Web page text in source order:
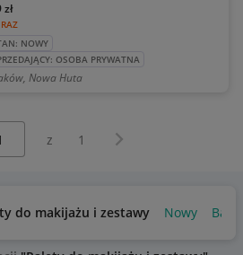
zł
NOWY
OSOBA PRYWATNA
Nowa Huta
z 1 Następna strona
do makijażu i zestawy Nowy